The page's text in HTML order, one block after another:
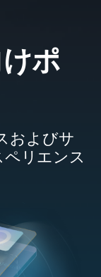
ポ
およびサ
リエンス